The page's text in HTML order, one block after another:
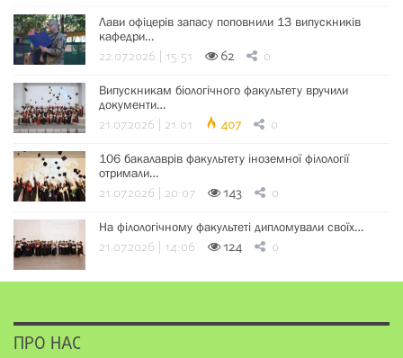
Лави офіцерів запасу поповнили 13 випускників
кафедри…
22.07.2026 | 15:51 62 0
Випускникам біологічного факультету вручили
документи…
21.07.2026 | 21:01 407 0
106 бакалаврів факультету іноземної філології
отримали…
21.07.2026 | 20:07 143 0
На філологічному факультеті дипломували своїх…
21.07.2026 | 14:06 124 0
ПРО НАС